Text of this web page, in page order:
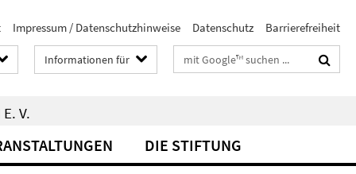
Impressum / Datenschutzhinweise Datenschutz Barrierefreiheit
Informationen für Suchbegriffe
V.
DIE STIFTUNG